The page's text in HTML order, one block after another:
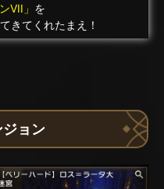
VII」 を
きてくれたまえ！
ョン